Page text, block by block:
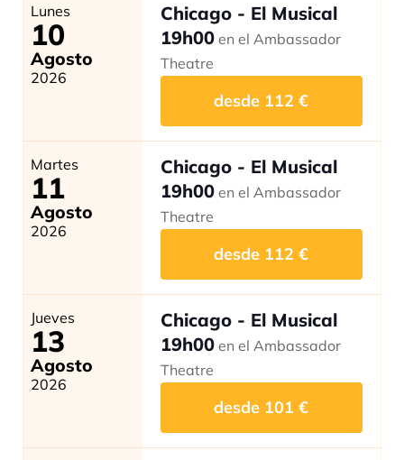
Lunes
10
Agosto
2026
Chicago - El Musical
19h00 en el Ambassador
Theatre
desde 112 €
Martes
11
Agosto
2026
Chicago - El Musical
19h00 en el Ambassador
Theatre
desde 112 €
Jueves
13
Agosto
2026
Chicago - El Musical
19h00 en el Ambassador
Theatre
desde 101 €